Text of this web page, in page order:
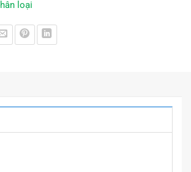
loại